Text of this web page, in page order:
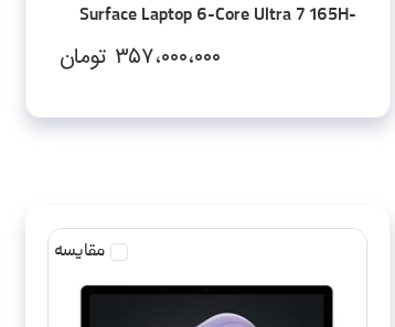
Surface Laptop 6-Core Ultra 7 165H-
32GB LPDDR5x-512SSD-Touch
۳۵۷،۰۰۰،۰۰۰ تومان
مقایسه